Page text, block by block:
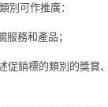
別可作推廣：
服務和產品；
促銷標的類別的獎賞